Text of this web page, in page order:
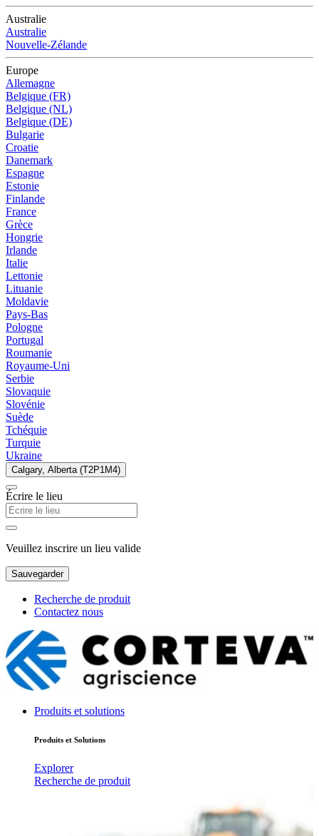
Australie
Australie
Nouvelle-Zélande
Europe
Allemagne
Belgique (FR)
Belgique (NL)
Belgique (DE)
Bulgarie
Croatie
Danemark
Espagne
Estonie
Finlande
France
Grèce
Hongrie
Irlande
Italie
Lettonie
Lituanie
Moldavie
Pays-Bas
Pologne
Portugal
Roumanie
Royaume-Uni
Serbie
Slovaquie
Slovénie
Suède
Tchéquie
Turquie
Ukraine
Calgary, Alberta (T2P1M4)
Écrire le lieu
Veuillez inscrire un lieu valide
Sauvegarder
Recherche de produit
Contactez nous
Produits et solutions
Produits et Solutions
Explorer
Recherche de produit